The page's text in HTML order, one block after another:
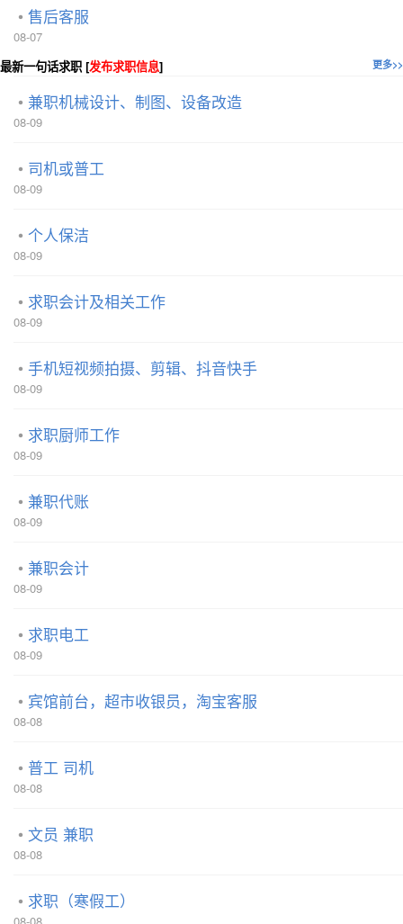
售后客服
08-07
更多>>
最新一句话求职 [发布求职信息]
兼职机械设计、制图、设备改造
08-09
司机或普工
08-09
个人保洁
08-09
求职会计及相关工作
08-09
手机短视频拍摄、剪辑、抖音快手
08-09
求职厨师工作
08-09
兼职代账
08-09
兼职会计
08-09
求职电工
08-09
宾馆前台，超市收银员，淘宝客服
08-08
普工 司机
08-08
文员 兼职
08-08
求职（寒假工）